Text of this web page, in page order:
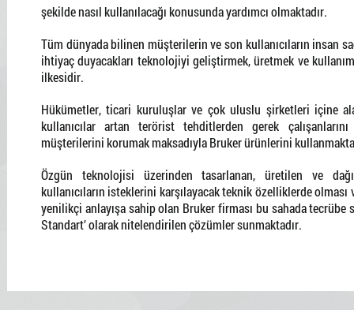
şekilde nasıl kullanılacağı konusunda yardımcı olmaktadır.
Tüm dünyada bilinen müşterilerin ve son kullanıcıların insan
ihtiyaç duyacakları teknolojiyi geliştirmek, üretmek ve
ilkesidir.
Hükümetler, ticari kuruluşlar ve çok uluslu şirketleri içine
kullanıcılar artan terörist tehditlerden gerek
müşterilerini korumak maksadıyla Bruker ürünlerini
Özgün teknolojisi üzerinden tasarlanan, üretilen ve
kullanıcıların isteklerini karşılayacak teknik özelliklerde
yenilikçi anlayışa sahip olan Bruker firması bu sahada tecrübe
Standart’ olarak nitelendirilen çözümler sunmaktadır.